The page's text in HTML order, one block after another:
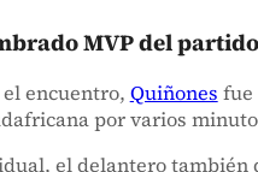
MVP del partido
encuentro, Quiñones fue
por varios
el delantero también